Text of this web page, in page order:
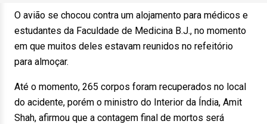
O avião se chocou contra um alojamento para médicos e
estudantes da Faculdade de Medicina B.J., no momento
em que muitos deles estavam reunidos no refeitório
para almoçar.
Até o momento, 265 corpos foram recuperados no local
do acidente, porém o ministro do Interior da Índia, Amit
Shah, afirmou que a contagem final de mortos será